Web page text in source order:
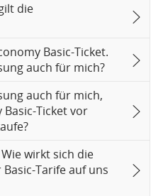
die
Basic-Ticket.
auch für mich?
auch für mich,
Ticket vor
wirkt sich die
Tarife auf uns